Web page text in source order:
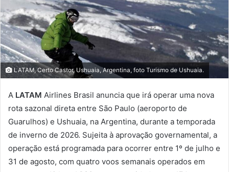
LATAM, Certo Castor, Ushuaia, Argentina, foto Turismo de Ushuaia.
A LATAM Airlines Brasil anuncia que irá operar uma nova
rota sazonal direta entre São Paulo (aeroporto de
Guarulhos) e Ushuaia, na Argentina, durante a temporada
de inverno de 2026. Sujeita à aprovação governamental, a
operação está programada para ocorrer entre 1º de julho e
31 de agosto, com quatro voos semanais operados em